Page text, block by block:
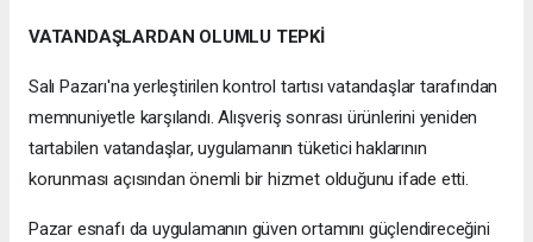
VATANDAŞLARDAN OLUMLU TEPKİ
Salı Pazarı'na yerleştirilen kontrol tartısı vatandaşlar tarafından
memnuniyetle karşılandı. Alışveriş sonrası ürünlerini yeniden
tartabilen vatandaşlar, uygulamanın tüketici haklarının
korunması açısından önemli bir hizmet olduğunu ifade etti.
Pazar esnafı da uygulamanın güven ortamını güçlendireceğini